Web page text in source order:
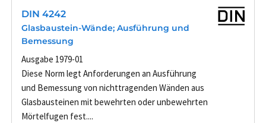
DIN 4242
Glasbaustein-Wände; Ausführung und
Bemessung
Ausgabe 1979-01
Diese Norm legt Anforderungen an Ausführung
und Bemessung von nichttragenden Wänden aus
Glasbausteinen mit bewehrten oder unbewehrten
Mörtelfugen fest....